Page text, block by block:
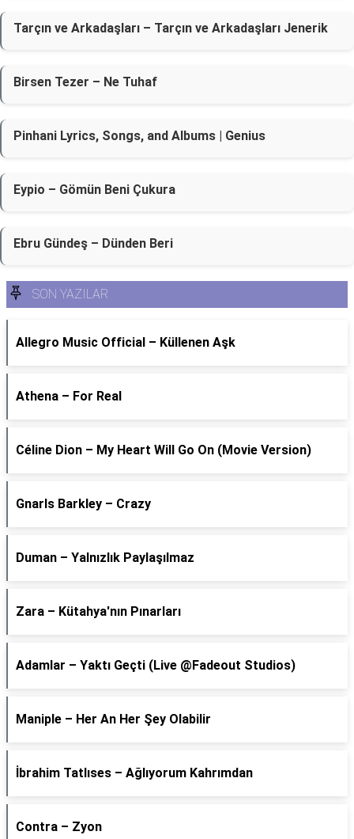
Tarçın ve Arkadaşları – Tarçın ve Arkadaşları Jenerik
Birsen Tezer – Ne Tuhaf
Pinhani Lyrics, Songs, and Albums | Genius
Eypio – Gömün Beni Çukura
Ebru Gündeş – Dünden Beri
SON YAZILAR
Allegro Music Official – Küllenen Aşk
Athena – For Real
Céline Dion – My Heart Will Go On (Movie Version)
Gnarls Barkley – Crazy
Duman – Yalnızlık Paylaşılmaz
Zara – Kütahya'nın Pınarları
Adamlar – Yaktı Geçti (Live @Fadeout Studios)
Maniple – Her An Her Şey Olabilir
İbrahim Tatlıses – Ağlıyorum Kahrımdan
Contra – Zyon